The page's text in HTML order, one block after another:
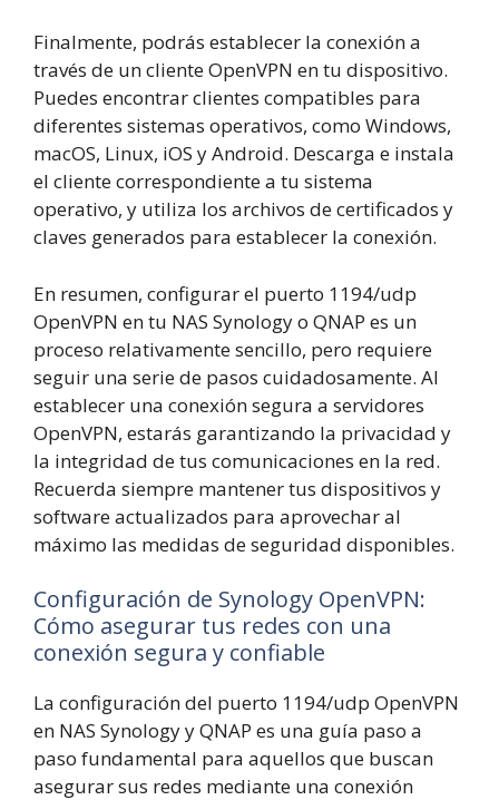
Finalmente, podrás establecer la conexión a
través de un cliente OpenVPN en tu dispositivo.
Puedes encontrar clientes compatibles para
diferentes sistemas operativos, como Windows,
macOS, Linux, iOS y Android. Descarga e instala
el cliente correspondiente a tu sistema
operativo, y utiliza los archivos de certificados y
claves generados para establecer la conexión.
En resumen, configurar el puerto 1194/udp
OpenVPN en tu NAS Synology o QNAP es un
proceso relativamente sencillo, pero requiere
seguir una serie de pasos cuidadosamente. Al
establecer una conexión segura a servidores
OpenVPN, estarás garantizando la privacidad y
la integridad de tus comunicaciones en la red.
Recuerda siempre mantener tus dispositivos y
software actualizados para aprovechar al
máximo las medidas de seguridad disponibles.
Configuración de Synology OpenVPN:
Cómo asegurar tus redes con una
conexión segura y confiable
La configuración del puerto 1194/udp OpenVPN
en NAS Synology y QNAP es una guía paso a
paso fundamental para aquellos que buscan
asegurar sus redes mediante una conexión